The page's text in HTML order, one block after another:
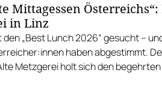
Mittagessen
in Linz
den „Best Lunch 2026“ gesucht –
haben abgestimmt.
Metzgerei holt sich den